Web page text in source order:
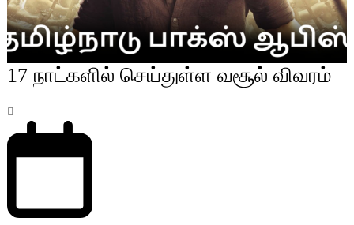
17 நாட்களில் செய்துள்ள வசூல் விவரம்